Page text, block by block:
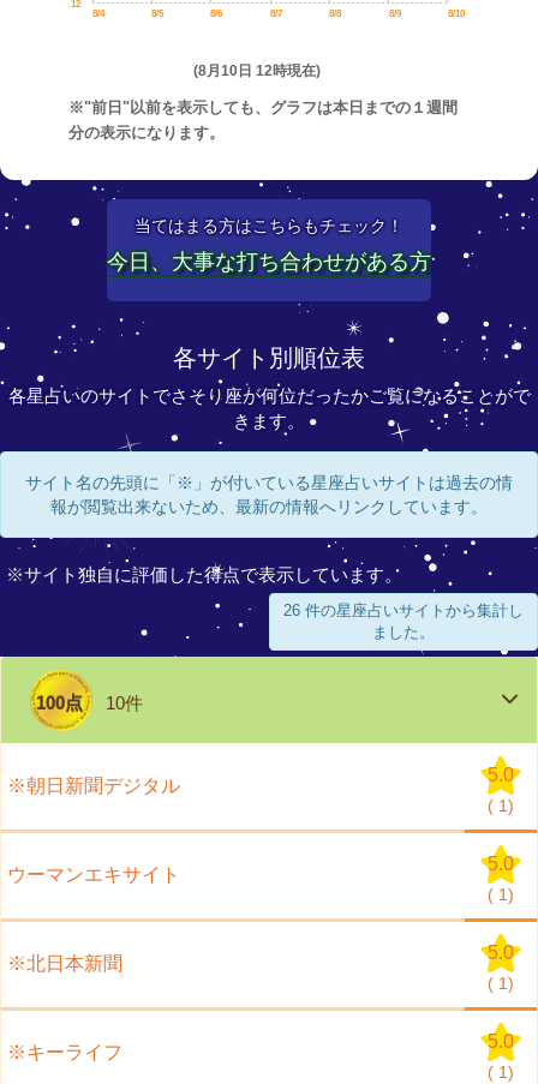
8/4 8/5 8/6 8/7 8/8 8/9 8/10
12
(8月10日 12時現在)
※"前日"以前を表示しても、グラフは本日までの１週間
分の表示になります。
当てはまる方はこちらもチェック！
今日、大事な打ち合わせがある方
各サイト別順位表
各星占いのサイトでさそり座が何位だったかご覧になることがで
きます。
サイト名の先頭に「※」が付いている星座占いサイトは過去の情
報が閲覧出来ないため、最新の情報へリンクしています。
※サイト独自に評価した得点で表示しています。
26 件の星座占いサイトから集計し
ました。
100点 10件
※朝日新聞デジタル
5.0
( 1)
ウーマンエキサイト
5.0
( 1)
※北日本新聞
5.0
( 1)
※キーライフ
5.0
( 1)